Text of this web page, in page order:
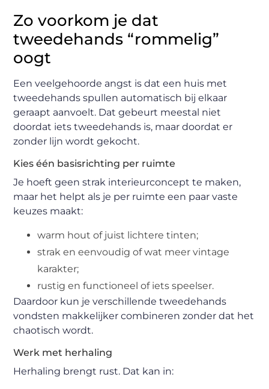
Zo voorkom je dat
tweedehands “rommelig”
oogt
Een veelgehoorde angst is dat een huis met
tweedehands spullen automatisch bij elkaar
geraapt aanvoelt. Dat gebeurt meestal niet
doordat iets tweedehands is, maar doordat er
zonder lijn wordt gekocht.
Kies één basisrichting per ruimte
Je hoeft geen strak interieurconcept te maken,
maar het helpt als je per ruimte een paar vaste
keuzes maakt:
warm hout of juist lichtere tinten;
strak en eenvoudig of wat meer vintage
karakter;
rustig en functioneel of iets speelser.
Daardoor kun je verschillende tweedehands
vondsten makkelijker combineren zonder dat het
chaotisch wordt.
Werk met herhaling
Herhaling brengt rust. Dat kan in: